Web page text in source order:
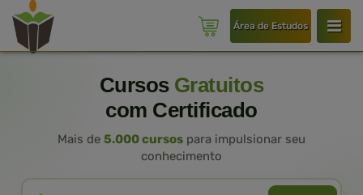
Área de Estudos
Cursos Gratuitos
com Certificado
Mais de 5.000 cursos para impulsionar seu
conhecimento